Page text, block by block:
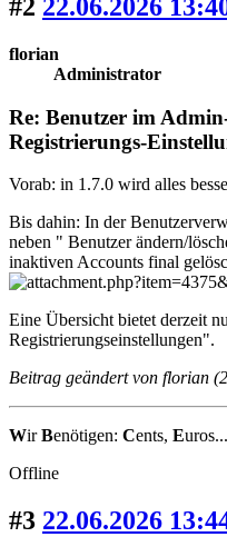
#2 22.06.2026
florian
Administrator
Re: Benutzer im
Registrierungs-
Vorab: in 1.7.0 wird alles
Bis dahin: In der
neben " Benutzer ändern/
inaktiven Accounts final
Eine Übersicht bietet derzeit
Registrierungseinstellungen".
Beitrag geändert von florian
WirBenötigen: Cents, Euros...
Offline
#3 22.06.2026